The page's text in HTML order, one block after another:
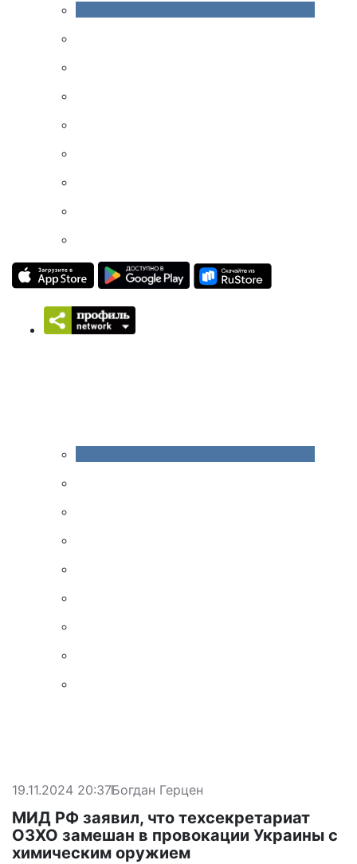
19.11.2024 20:37Богдан Герцен
МИД РФ заявил, что техсекретариат
ОЗХО замешан в провокации Украины с
химическим оружием